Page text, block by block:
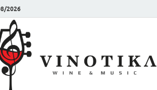
2026